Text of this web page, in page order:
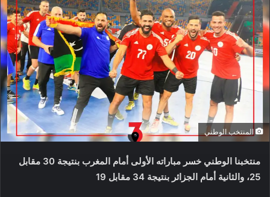
المنتخب الوطني
منتخبنا الوطني خسر مباراته الأولى أمام المغرب بنتيجة 30 مقابل
25، والثانية أمام الجزائر بنتيجة 34 مقابل 19